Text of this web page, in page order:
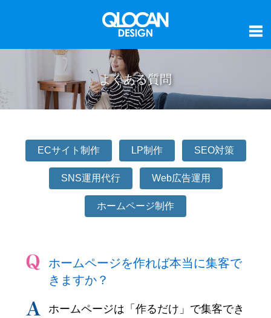
よくある質問
ECサイト制作 LP制作 SEO対策
SNS運用代行 Web広告運用
ホームページ制作
ホームページを作れば本当に集客で
きますか？
ホームページは「作るだけ」で集客でき